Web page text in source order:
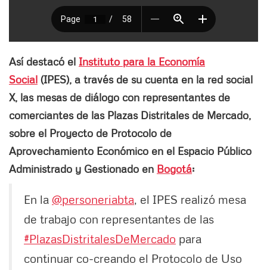
Así destacó el Instituto para la Economía
Social (IPES), a través de su cuenta en la red social
X, las mesas de diálogo con representantes de
comerciantes de las Plazas Distritales de Mercado,
sobre el Proyecto de Protocolo de
Aprovechamiento Económico en el Espacio Público
Administrado y Gestionado en Bogotá:
En la @personeriabta, el IPES realizó mesa
de trabajo con representantes de las
#PlazasDistritalesDeMercado para
continuar co-creando el Protocolo de Uso